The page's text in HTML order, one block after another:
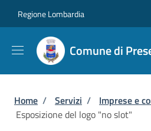
Regione Lombardia
Comune di
Briciole di pane
Home / Servizi / Imprese e
Esposizione del logo "no slot"